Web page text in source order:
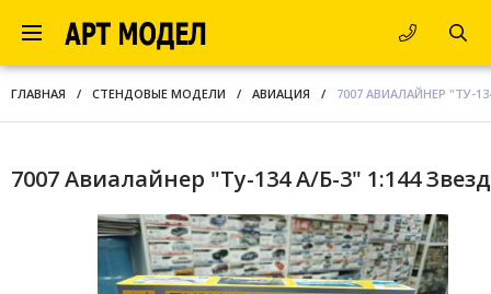
ГЛАВНАЯ / СТЕНДОВЫЕ МОДЕЛИ / АВИАЦИЯ / 7007 АВИАЛАЙНЕР "ТУ-
7007 Авиалайнер "Ту-134 А/Б-3" 1:144